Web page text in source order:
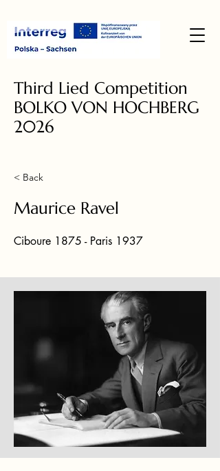
Third Lied Competition
BOLKO VON HOCHBERG
2026
< Back
Maurice Ravel
Ciboure 1875 - Paris 1937